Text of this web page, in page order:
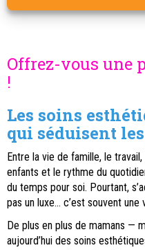
Offrez-vous une
!
Les soins
qui séduisent
Entre la vie de famille, le
enfants et le rythme du
du temps pour soi. Pourtant,
pas un luxe… c’est souvent une
De plus en plus de mamans —
aujourd’hui des soins